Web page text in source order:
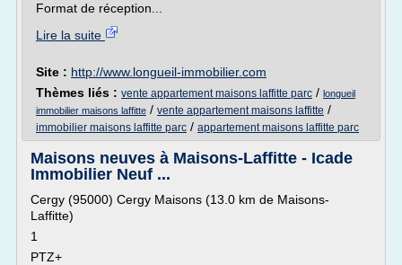
Format de réception...
Lire la suite
Site : http://www.longueil-immobilier.com
Thèmes liés : vente appartement maisons laffitte parc / longueil
immobilier maisons laffitte / vente appartement maisons laffitte /
immobilier maisons laffitte parc / appartement maisons laffitte parc
Maisons neuves à Maisons-Laffitte - Icade
Immobilier Neuf ...
Cergy (95000) Cergy Maisons (13.0 km de Maisons-
Laffitte)
1
PTZ+